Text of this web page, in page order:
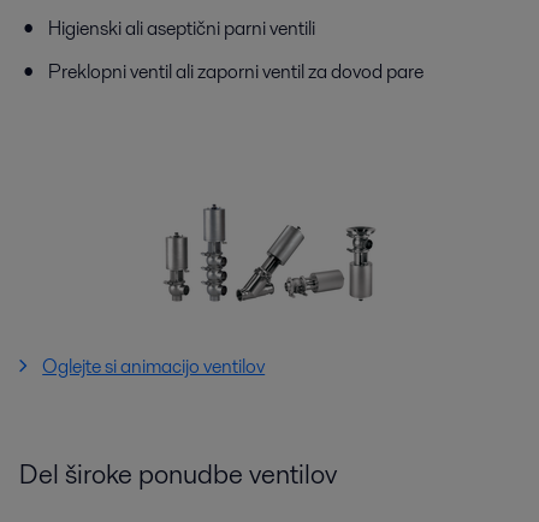
Higienski ali aseptični parni ventili
Preklopni ventil ali zaporni ventil za dovod pare
Oglejte si animacijo ventilov
Del široke ponudbe ventilov